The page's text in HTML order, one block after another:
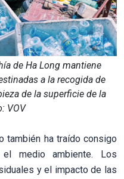
de Ha Long mantiene
a la recogida de
de la superficie de la
VOV
también ha traído consigo
medio ambiente. Los
y el impacto de las